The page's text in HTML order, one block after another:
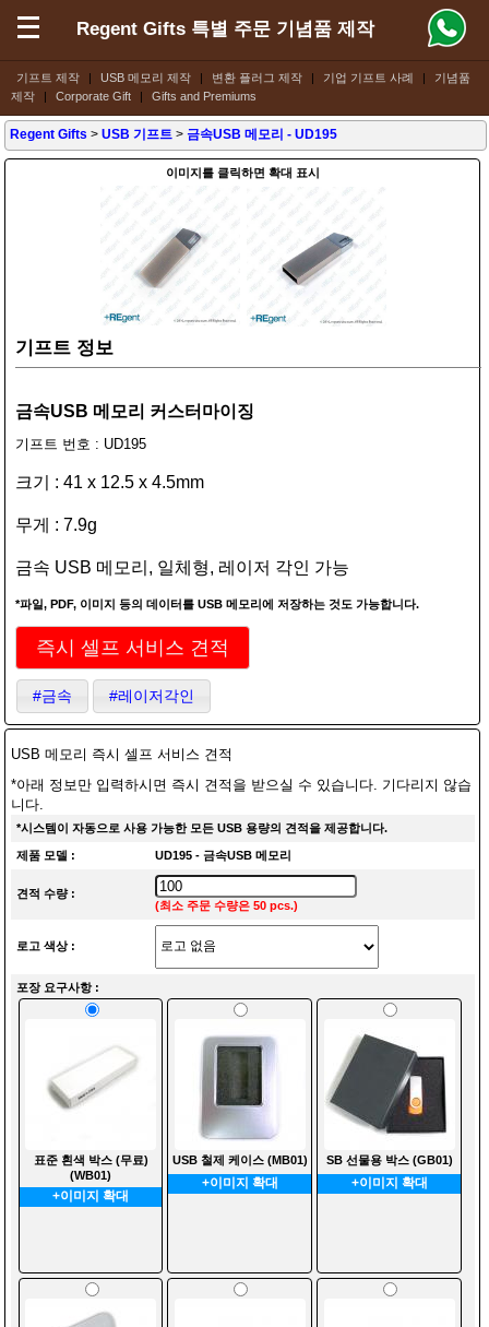
기프트 제작 | USB 메모리 제작 | 변환 플러그 제작 | 기업 기프트 사례 |
기념품
제작
| Corporate Gift | Gifts and Premiums
Regent Gifts 특별 주문 기념품 제작
Regent Gifts >USB 기프트 >금속USB 메모리 - UD195
이미지를 클릭하면 확대 표시
기프트 정보
금속USB 메모리 커스터마이징
기프트 번호 : UD195
크기 : 41 x 12.5 x 4.5mm
무게 : 7.9g
금속 USB 메모리, 일체형, 레이저 각인 가능
*파일, PDF, 이미지 등의 데이터를 USB 메모리에 저장하는 것도 가능합니다.
즉시 셀프 서비스 견적
#금속 #레이저각인
USB 메모리 즉시 셀프 서비스 견적
*아래 정보만 입력하시면 즉시 견적을 받으실 수 있습니다. 기다리지 않습
니다.
*시스템이 자동으로 사용 가능한 모든 USB 용량의 견적을 제공합니다.
제품 모델 : UD195 - 금속USB 메모리
견적 수량 :
(최소 주문 수량은 50 pcs.)
로고 색상 :
포장 요구사항 :
표준 흰색 박스 (무료)
(WB01)
+이미지 확대
USB 철제 케이스 (MB01)
+이미지 확대
SB 선물용 박스 (GB01)
+이미지 확대